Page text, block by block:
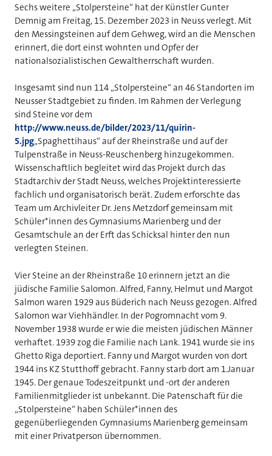
Sechs weitere „Stolpersteine“ hat der Künstler Gunter
Demnig am Freitag, 15. Dezember 2023 in Neuss verlegt. Mit
den Messingsteinen auf dem Gehweg, wird an die Menschen
erinnert, die dort einst wohnten und Opfer der
nationalsozialistischen Gewaltherrschaft wurden.
Insgesamt sind nun 114 „Stolpersteine“ an 46 Standorten im
Neusser Stadtgebiet zu finden. Im Rahmen der Verlegung
sind Steine vor dem
http://www.neuss.de/bilder/2023/11/quirin-
5.jpg„Spaghettihaus“ auf der Rheinstraße und auf der
Tulpenstraße in Neuss-Reuschenberg hinzugekommen.
Wissenschaftlich begleitet wird das Projekt durch das
Stadtarchiv der Stadt Neuss, welches Projektinteressierte
fachlich und organisatorisch berät. Zudem erforschte das
Team um Archivleiter Dr. Jens Metzdorf gemeinsam mit
Schüler*innen des Gymnasiums Marienberg und der
Gesamtschule an der Erft das Schicksal hinter den nun
verlegten Steinen.
Vier Steine an der Rheinstraße 10 erinnern jetzt an die
jüdische Familie Salomon. Alfred, Fanny, Helmut und Margot
Salmon waren 1929 aus Büderich nach Neuss gezogen. Alfred
Salomon war Viehhändler. In der Pogromnacht vom 9.
November 1938 wurde er wie die meisten jüdischen Männer
verhaftet. 1939 zog die Familie nach Lank. 1941 wurde sie ins
Ghetto Riga deportiert. Fanny und Margot wurden von dort
1944 ins KZ Stutthoff gebracht. Fanny starb dort am 1.Januar
1945. Der genaue Todeszeitpunkt und -ort der anderen
Familienmitglieder ist unbekannt. Die Patenschaft für die
„Stolpersteine“ haben Schüler*innen des
gegenüberliegenden Gymnasiums Marienberg gemeinsam
mit einer Privatperson übernommen.